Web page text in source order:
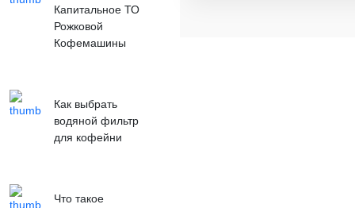
Капитальное ТО
Рожковой
Кофемашины
Как выбрать
водяной фильтр
для кофейни
Что такое